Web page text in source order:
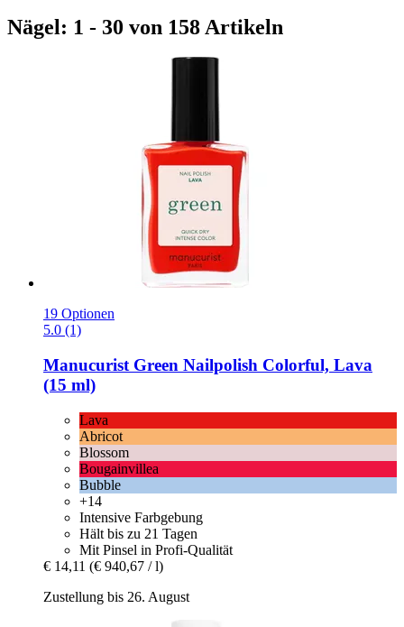
Nägel: 1 - 30 von 158 Artikeln
19 Optionen
5.0 (1)
Manucurist Green Nailpolish Colorful, Lava
(15 ml)
Lava
Abricot
Blossom
Bougainvillea
Bubble
+14
Intensive Farbgebung
Hält bis zu 21 Tagen
Mit Pinsel in Profi-Qualität
€ 14,11 (€ 940,67 / l)
Zustellung bis 26. August